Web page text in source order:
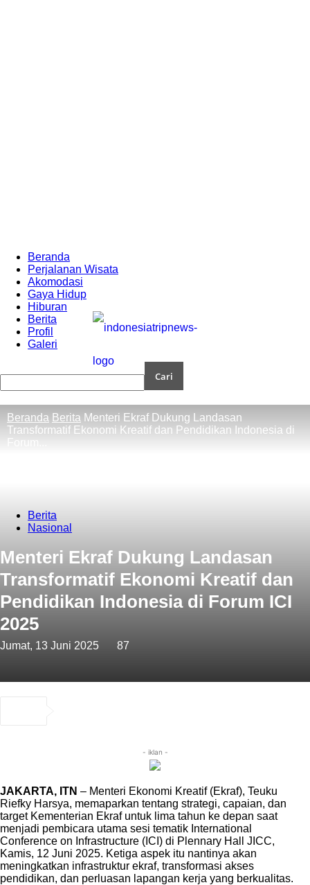
Beranda
Perjalanan Wisata
Akomodasi
Gaya Hidup
Hiburan
Berita
Profil
Galeri
Beranda Berita Menteri Ekraf Dukung Landasan
Transformatif Ekonomi Kreatif dan Pendidikan Indonesia di
Forum...
Berita
Nasional
Menteri Ekraf Dukung Landasan
Transformatif Ekonomi Kreatif dan
Pendidikan Indonesia di Forum ICI
2025
Jumat, 13 Juni 2025 87
- iklan -
JAKARTA, ITN – Menteri Ekonomi Kreatif (Ekraf), Teuku
Riefky Harsya, memaparkan tentang strategi, capaian, dan
target Kementerian Ekraf untuk lima tahun ke depan saat
menjadi pembicara utama sesi tematik International
Conference on Infrastructure (ICI) di Plennary Hall JICC,
Kamis, 12 Juni 2025. Ketiga aspek itu nantinya akan
meningkatkan infrastruktur ekraf, transformasi akses
pendidikan, dan perluasan lapangan kerja yang berkualitas.